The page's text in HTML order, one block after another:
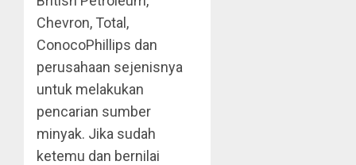
Chevron, Total,
ConocoPhillips dan
perusahaan sejenisnya
untuk melakukan
pencarian sumber
minyak. Jika sudah
ketemu dan bernilai